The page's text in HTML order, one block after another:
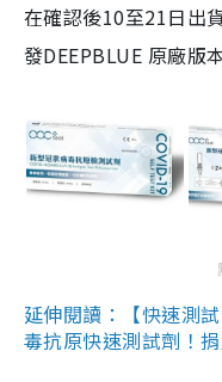
在確認後10至21日出
發DEEPBLUE 原廠版
延伸閱讀：【快速測
毒抗原快速測試劑！